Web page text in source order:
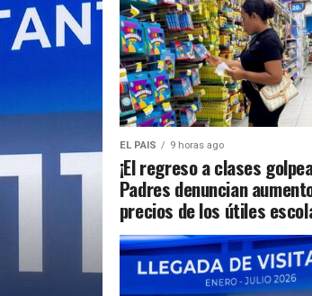
EL PAIS 9 horas ago
¡El regreso a clases
Padres denuncian
precios de los útiles